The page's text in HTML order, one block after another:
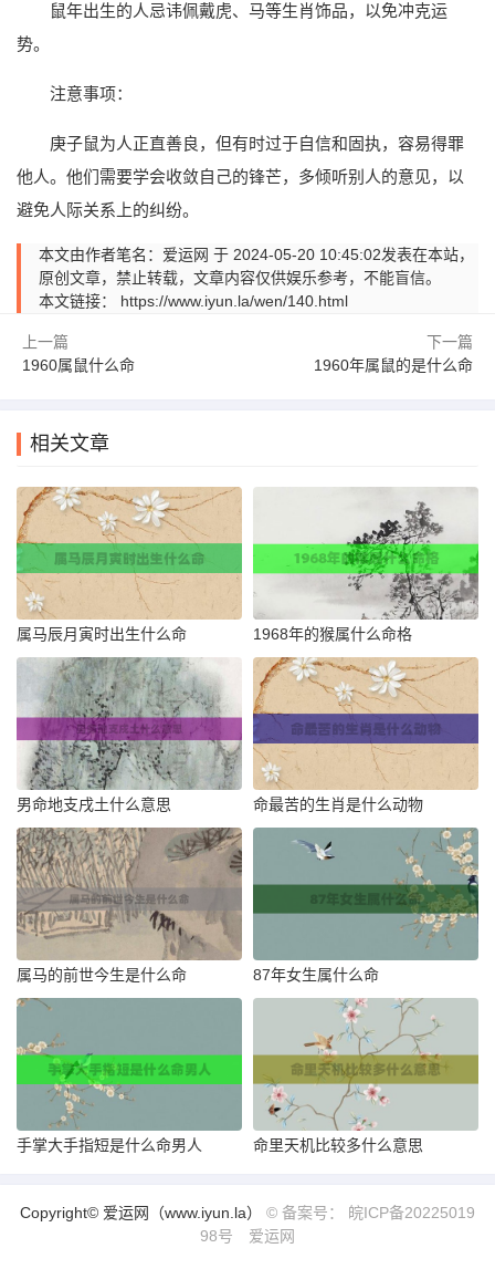
鼠年出生的人忌讳佩戴虎、马等生肖饰品，以免冲克运
势。
注意事项：
庚子鼠为人正直善良，但有时过于自信和固执，容易得罪
他人。他们需要学会收敛自己的锋芒，多倾听别人的意见，以
避免人际关系上的纠纷。
本文由作者笔名：爱运网 于 2024-05-20 10:45:02发表在本站，
原创文章，禁止转载，文章内容仅供娱乐参考，不能盲信。
本文链接： https://www.iyun.la/wen/140.html
上一篇
1960属鼠什么命
下一篇
1960年属鼠的是什么命
相关文章
属马辰月寅时出生什么命 1968年的猴属什么命格
男命地支戌土什么意思 命最苦的生肖是什么动物
属马的前世今生是什么命 87年女生属什么命
手掌大手指短是什么命男人 命里天机比较多什么意思
Copyright© 爱运网（www.iyun.la） © 备案号： 皖ICP备20225019
98号
爱运网